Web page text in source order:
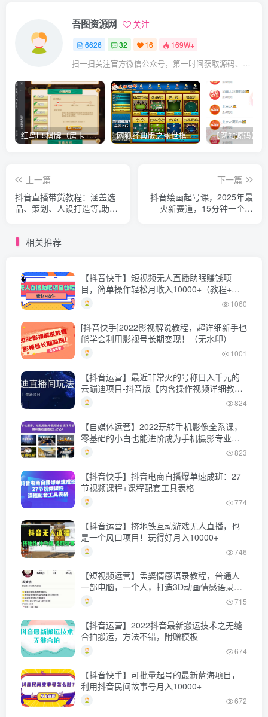
吾图资源网 关注
6626 32 16 169W+
扫一扫关注官方微信公众号，第一时间获取源码、网赚项目资源教程，自媒体等知识干货，让互联网创业赚钱更简单。
红鸟H5棋牌（房卡+金币）全套双模式游戏源码 网狐经典版之盛世棋牌完整游戏源码（包含文档、架设教程、网站、源代码等）
上一篇
抖音直播带货教程：涵盖选
品、策划、人设打造等,助力
下一篇
抖音绘画起号课，2025年最
火新赛道，15分钟一个作
相关推荐
【抖音快手】短视频无人直播助眠赚钱项
目，简单操作轻松月收入10000+（教程+素
材+软件）
1060
[抖音快手]2022影视解说教程，超详细新手也
能学会利用影视号长期变现！（无水印）
1001
【抖音运营】最近非常火的号称日入千元的
云蹦迪项目-抖音版【内含操作视频详细教
程】
824
【自媒体运营】2022玩转手机影像全系课，
零基础的小白也能进阶成为手机摄影专业人
士
823
【抖音快手】抖音电商自播爆单速成班：27
节视频课程+课程配套工具表格
774
【抖音运营】挤地铁互动游戏无人直播，也
是一个风口项目！玩得好月入10000+
746
【短视频运营】孟婆情感语录教程，普通人
一部电脑，一个人，打造3D动画情感语录账
号
715
【抖音运营】2022抖音最新搬运技术之无缝
合拍搬运，方法不错，附赠模板
674
【抖音快手】可批量起号的最新蓝海项目，
利用抖音民间故事号月入10000+
672